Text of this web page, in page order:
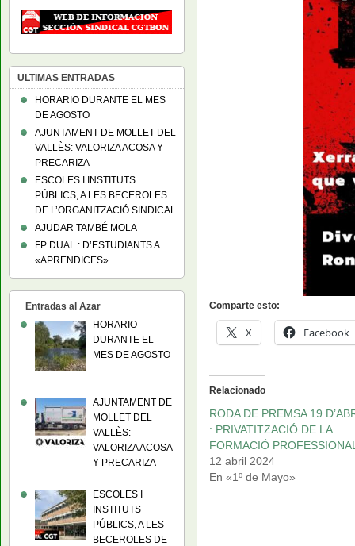
Comparte esto:
X Facebook
Relacionado
RODA DE PREMSA 19
: PRIVATITZACIÓ DE LA
FORMACIÓ
12 abril 2024
En «1º de Mayo»
ULTIMAS ENTRADAS
HORARIO DURANTE EL MES
DE AGOSTO
AJUNTAMENT DE MOLLET DEL
VALLÈS: VALORIZA ACOSA Y
PRECARIZA
ESCOLES I INSTITUTS
PÚBLICS, A LES BECEROLES
DE L’ORGANITZACIÓ SINDICAL
AJUDAR TAMBÉ MOLA
FP DUAL : D’ESTUDIANTS A
«APRENDICES»
Entradas al Azar
HORARIO
DURANTE EL
MES DE AGOSTO
AJUNTAMENT DE
MOLLET DEL
VALLÈS:
VALORIZA ACOSA
Y PRECARIZA
ESCOLES I
INSTITUTS
PÚBLICS, A LES
BECEROLES DE